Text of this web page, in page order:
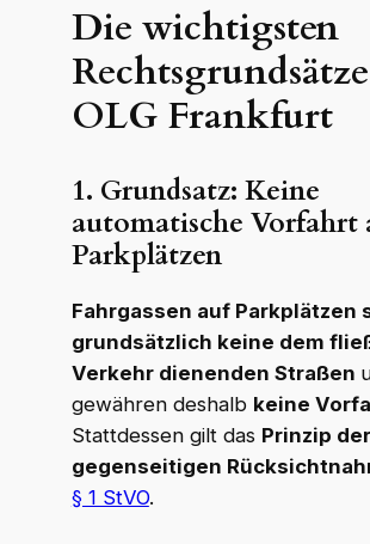
Die wichtigsten
OLG Frankfurt
1. Grundsatz: Keine
automatische Vorfahrt
Parkplätzen
Fahrgassen auf Parkplätzen
grundsätzlich keine dem
Verkehr dienenden Straßen
gewähren deshalb keine
Stattdessen gilt das Prinzip der
gegenseitigen
§ 1 StVO.